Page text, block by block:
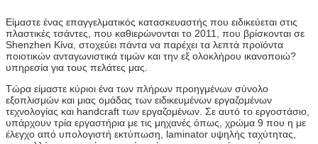
Είμαστε ένας επαγγελματικός κατασκευαστής που ειδικεύεται στις
πλαστικές τσάντες, που καθιερώνονται το 2011, που βρίσκονται σε
Shenzhen Κίνα, στοχεύει πάντα να παρέχει τα λεπτά προϊόντα
ποιοτικών ανταγωνιστικά τιμών και την εξ ολοκλήρου ικανοποιώ?
υπηρεσία για τους πελάτες μας.
Τώρα είμαστε κύριοι ένα των πλήρων προηγμένων σύνολο
εξοπλισμών και μιας ομάδας των ειδικευμένων εργαζομένων
τεχνολογίας και handcraft των εργαζομένων. Σε αυτό το εργοστάσιο,
υπάρχουν τρία εργαστήρια με τις μηχανές όπως, χρώμα 9 που η με
έλεγχο από υπολογιστή εκτύπωση, laminator υψηλής ταχύτητας,